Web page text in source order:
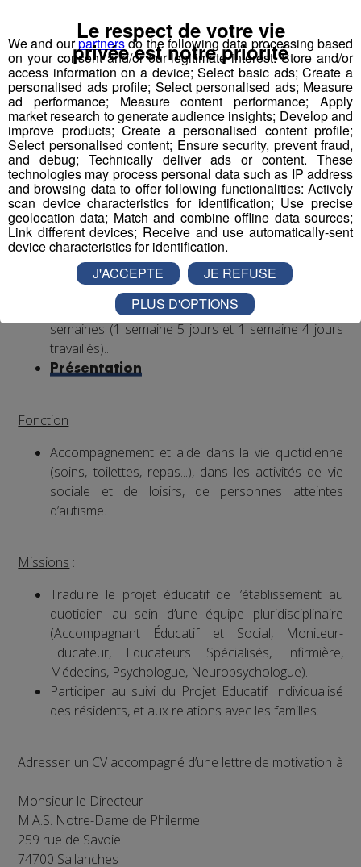
Expérience dans le handicap souhaitée, débutant
accepté.
Autre diplôme accepté : Moniteur-Educateur.
> poste à pourvoir dès que possible
Conditions:
CDI, 35h hebdomadaires, travail 1 weekend /2
(prime les dimanches travaillés)
Rémunération base conventionnelle CCN 1966,
salaire brut mensuel (indicatif de base, ancienneté
et diplôme pris en compte) : 2 000€
Mutuelle prise en charge à 90% par l’employeur
Financement VAE et formations par l’employeur,
avantages œuvres sociales, cycle de travail en 2
semaines (1 semaine 5 jours et 1 semaine 4 jours
travaillés)...
Présentation
Fonction :
Accompagnement et aide dans la vie quotidienne
(soins, toilettes, repas...), dans les activités de vie
sociale et de loisirs, de personnes atteintes
d’autisme.
Missions :
Traduire le projet éducatif de l’établissement au
quotidien au sein d’une équipe pluridisciplinaire
(Accompagnant Éducatif et Social, Moniteur-
Educateur, Educateurs Spécialisés, Infirmière,
Médecins, Psychologue, Neuropsychologue).
Participer au suivi du Projet Educatif Individualisé
des résidents, et aux relations avec les familles.
Adresser un CV accompagné d’une lettre de motivation à
:
Monsieur le Directeur
M.A.S. Notre-Dame de Philerme
259 rue de Savoie
74700 Sallanches
We and ourpartnersdo the following data processing based
on your consent and/or our legitimate interest: Store and/or
access information on a device; Select basic ads; Create a
personalised ads profile; Select personalised ads; Measure
ad performance; Measure content performance; Apply
market research to generate audience insights; Develop and
improve products; Create a personalised content profile;
Select personalised content; Ensure security, prevent fraud,
and debug; Technically deliver ads or content. These
technologies may process personal data such as IP address
and browsing data to offer following functionalities: Actively
scan device characteristics for identification; Use precise
geolocation data; Match and combine offline data sources;
Link different devices; Receive and use automatically-sent
device characteristics for identification.
Le respect de votre vie
privée est notre priorité
J'ACCEPTE
JE REFUSE
PLUS D'OPTIONS